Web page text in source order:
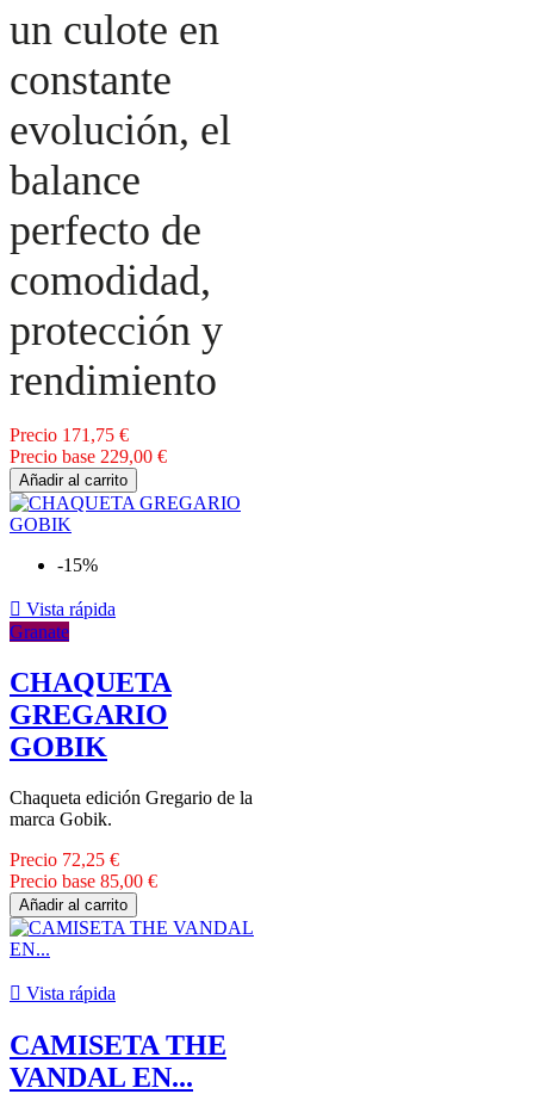
un culote en
constante
evolución, el
balance
perfecto de
comodidad,
protección y
rendimiento
Precio 171,75 €
Precio base 229,00 €
Añadir al carrito
-15%
 Vista rápida
Granate
CHAQUETA
GREGARIO
GOBIK
Chaqueta edición Gregario de la
marca Gobik.
Precio 72,25 €
Precio base 85,00 €
Añadir al carrito
 Vista rápida
CAMISETA THE
VANDAL EN...